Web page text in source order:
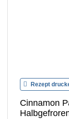
Rezept
Cinnamon